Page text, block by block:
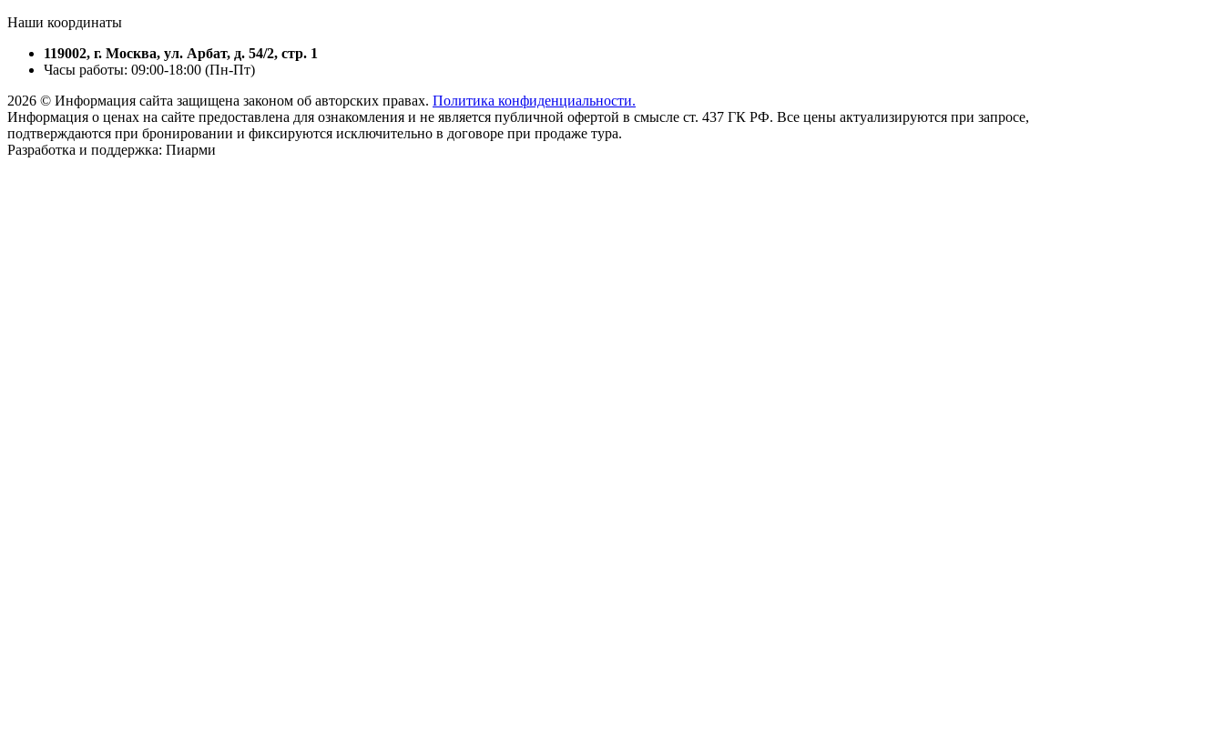
Наши координаты
119002, г. Москва, ул. Арбат, д. 54/2, стр. 1
Часы работы: 09:00-18:00 (Пн-Пт)
2026 © Информация сайта защищена законом об авторских правах. Политика конфиденциальности.
Информация о ценах на сайте предоставлена для ознакомления и не является публичной офертой в смысле ст. 437 ГК РФ. Все цены актуализируются при запросе,
подтверждаются при бронировании и фиксируются исключительно в договоре при продаже тура.
Разработка и поддержка: Пиарми